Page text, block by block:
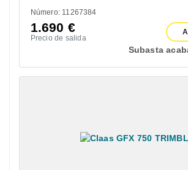
Número: 11267384
1.690 €
Precio de salida
Subasta